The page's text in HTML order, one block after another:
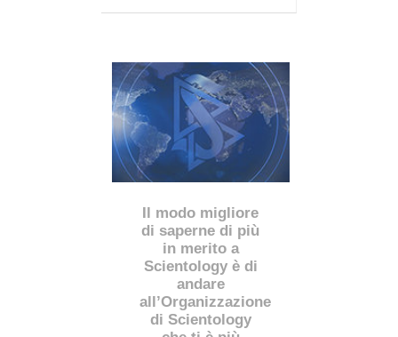
Il modo migliore
di saperne di più
in merito a
Scientology è di
andare
all’Organizzazione
di Scientology